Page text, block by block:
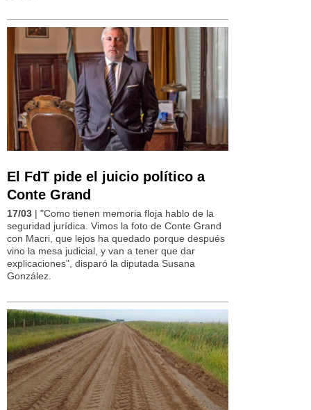
El FdT pide el juicio político a
Conte Grand
17/03 | "Como tienen memoria floja hablo de la
seguridad jurídica. Vimos la foto de Conte Grand
con Macri, que lejos ha quedado porque después
vino la mesa judicial, y van a tener que dar
explicaciones", disparó la diputada Susana
González.